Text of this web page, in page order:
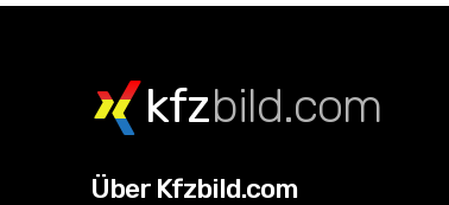
kfzbild.com
Über Kfzbild.com